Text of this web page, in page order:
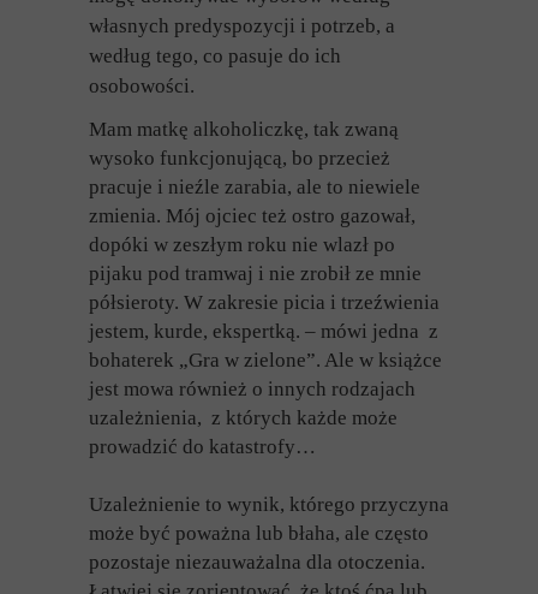
własnych predyspozycji i potrzeb, a
według tego, co pasuje do ich
osobowości.
Mam matkę alkoholiczkę, tak zwaną
wysoko funkcjonującą, bo przecież
pracuje i nieźle zarabia, ale to niewiele
zmienia. Mój ojciec też ostro gazował,
dopóki w zeszłym roku nie wlazł po
pijaku pod tramwaj i nie zrobił ze mnie
półsieroty. W zakresie picia i trzeźwienia
jestem, kurde, ekspertką. – mówi jedna z
bohaterek „Gra w zielone”. Ale w książce
jest mowa również o innych rodzajach
uzależnienia, z których każde może
prowadzić do katastrofy…
Uzależnienie to wynik, którego przyczyna
może być poważna lub błaha, ale często
pozostaje niezauważalna dla otoczenia.